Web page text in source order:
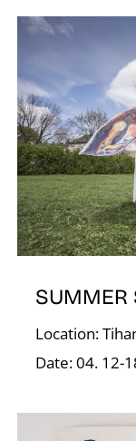
SUMMER
Location:
Date: 04. 12-